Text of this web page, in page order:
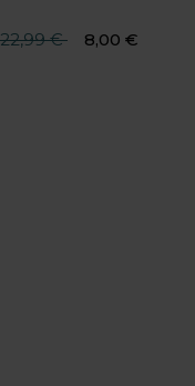
Precio reducido desde
22,99 €hasta
8,00 €